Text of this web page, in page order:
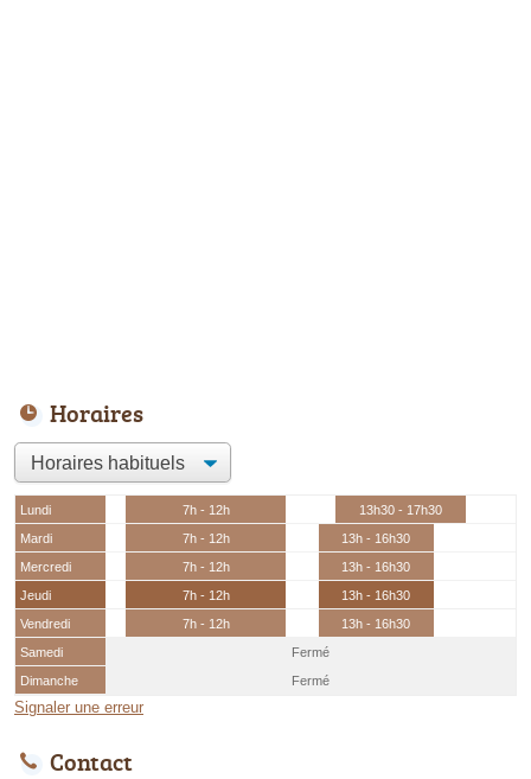
Horaires
Lundi 7h - 12h
13h30 - 17h30
Mardi
7h - 12h
13h - 16h30
Mercredi
7h - 12h
13h - 16h30
Jeudi
7h - 12h
13h - 16h30
Vendredi
7h - 12h
13h - 16h30
Samedi
Fermé
Dimanche
Fermé
Signaler une erreur
Contact